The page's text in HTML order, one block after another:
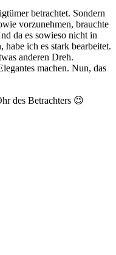
betrachtet. Sondern
vorzunehmen, brauchte
da es sowieso nicht in
habe ich es stark bearbeitet.
anderen Dreh.
machen. Nun, das
des Betrachters 😉